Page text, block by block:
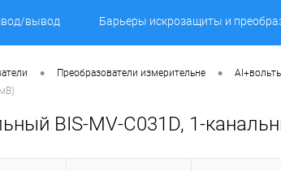
вывод Барьеры искрозащиты и
• Преобразователи измерительне •
BIS-MV-C031D, 1-